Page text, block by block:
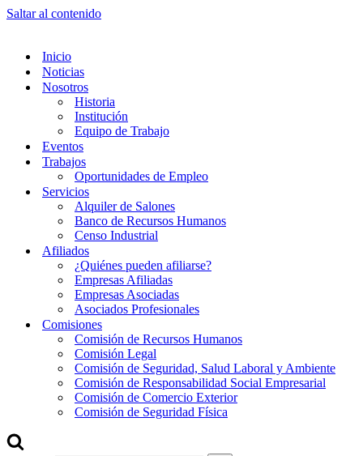
Saltar al contenido
Inicio
Noticias
Nosotros
Historia
Institución
Equipo de Trabajo
Eventos
Trabajos
Oportunidades de Empleo
Servicios
Alquiler de Salones
Banco de Recursos Humanos
Censo Industrial
Afiliados
¿Quiénes pueden afiliarse?
Empresas Afiliadas
Empresas Asociadas
Asociados Profesionales
Comisiones
Comisión de Recursos Humanos
Comisión Legal
Comisión de Seguridad, Salud Laboral y Ambiente
Comisión de Responsabilidad Social Empresarial
Comisión de Comercio Exterior
Comisión de Seguridad Física